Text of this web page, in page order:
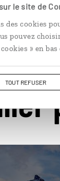
le site de
des cookies
pouvez
» en bas
TOUT REFUSER